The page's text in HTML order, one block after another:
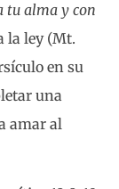
tu alma y con
la ley (Mt.
en su
una
amar al